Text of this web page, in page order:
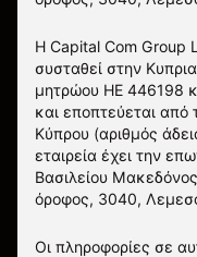
Η Capital Com Group
συσταθεί στην
μητρώου ΗΕ 446198
και εποπτεύεται από
Κύπρου (αριθμός
εταιρεία έχει την
Βασιλείου
όροφος, 3040,
Οι πληροφορίες σε